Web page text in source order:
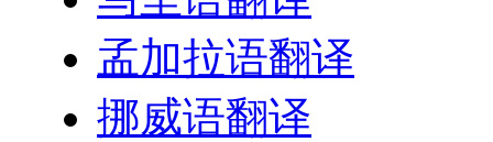
孟加拉语翻译
挪威语翻译